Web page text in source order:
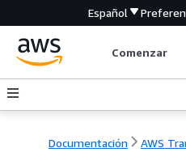
Español
Comenzar
Documentación AWS